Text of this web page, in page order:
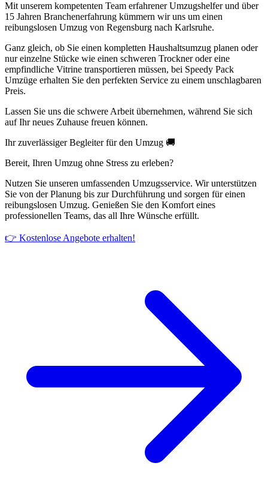
Mit unserem kompetenten Team erfahrener Umzugshelfer und über
15 Jahren Branchenerfahrung kümmern wir uns um einen
reibungslosen Umzug von Regensburg nach Karlsruhe.
Ganz gleich, ob Sie einen kompletten Haushaltsumzug planen oder
nur einzelne Stücke wie einen schweren Trockner oder eine
empfindliche Vitrine transportieren müssen, bei Speedy Pack
Umzüge erhalten Sie den perfekten Service zu einem unschlagbaren
Preis.
Lassen Sie uns die schwere Arbeit übernehmen, während Sie sich
auf Ihr neues Zuhause freuen können.
Ihr zuverlässiger Begleiter für den Umzug 🚚
Bereit, Ihren Umzug ohne Stress zu erleben?
Nutzen Sie unseren umfassenden Umzugsservice. Wir unterstützen
Sie von der Planung bis zur Durchführung und sorgen für einen
reibungslosen Umzug. Genießen Sie den Komfort eines
professionellen Teams, das all Ihre Wünsche erfüllt.
👉 Kostenlose Angebote erhalten!